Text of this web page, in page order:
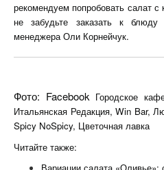
рекомендуем попробовать салат
не забудьте заказать к блюду
менеджера Оли Корнейчук.
Фото: Facebook Городское
Итальянская Редакция, Win Bar,
Spicy NoSpicy, Цветочная лавка
Читайте также: